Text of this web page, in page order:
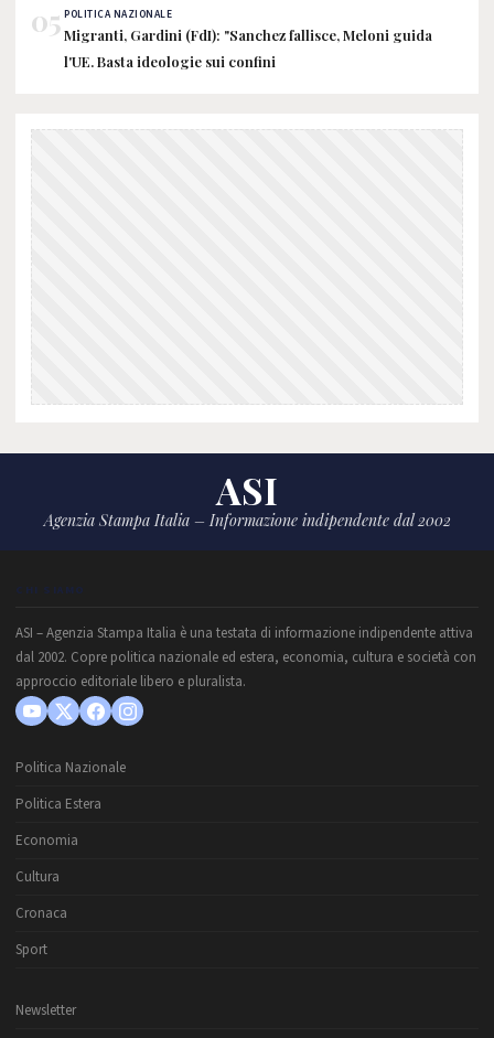
05 POLITICA NAZIONALE
Migranti, Gardini (FdI): "Sanchez fallisce, Meloni guida
l'UE. Basta ideologie sui confini
ASI
Agenzia Stampa Italia – Informazione indipendente dal 2002
CHI SIAMO
ASI – Agenzia Stampa Italia è una testata di informazione indipendente attiva
dal 2002. Copre politica nazionale ed estera, economia, cultura e società con
approccio editoriale libero e pluralista.
Politica Nazionale
Politica Estera
Economia
Cultura
Cronaca
Sport
Newsletter